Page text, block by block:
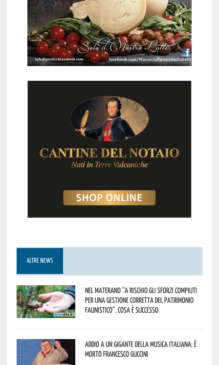
ALTRE NEWS
Nel materano “a rischio gli sforzi compiuti
per una gestione corretta del patrimonio
faunistico”. Cosa è successo
Addio a un gigante della musica italiana: è
morto Francesco Guccini